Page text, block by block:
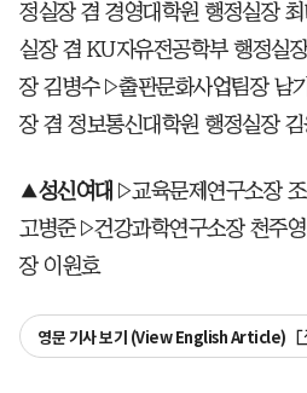
정실장 겸 경영대학원 행정실장
실장 겸 KU자유전공학부 행정실
장 김병수▷출판문화사업팀장 남
장 겸 정보통신대학원 행정실장 김
▲성신여대 ▷교육문제연구소장
고병준▷건강과학연구소장 천주
장 이원호
영문 기사 보기 (View English Article)